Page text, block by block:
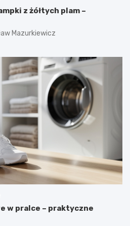
z żółtych plam –
Mazurkiewicz
w pralce – praktyczne